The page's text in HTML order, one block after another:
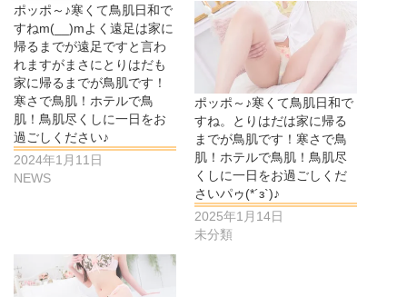
ポッポ～♪寒くて鳥肌日和で
すねm(__)mよく遠足は家に
帰るまでが遠足ですと言わ
れますがまさにとりはだも
家に帰るまでが鳥肌です！
寒さで鳥肌！ホテルで鳥
肌！鳥肌尽くしに一日をお
過ごしください♪
2024年1月11日
NEWS
ポッポ～♪寒くて鳥肌日和で
すね。とりはだは家に帰る
までが鳥肌です！寒さで鳥
肌！ホテルで鳥肌！鳥肌尽
くしに一日をお過ごしくだ
さいパゥ(*´з`)♪
2025年1月14日
未分類